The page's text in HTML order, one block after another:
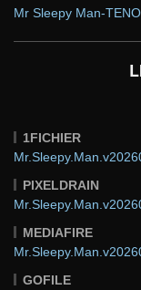
Mr Sleepy Man-
1FICHIER
PIXELDRAIN
MEDIAFIRE
GOFILE